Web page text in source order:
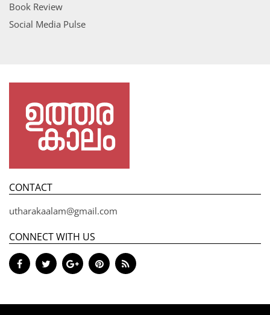
Book Review
Social Media Pulse
CONTACT
utharakaalam@gmail.com
CONNECT WITH US